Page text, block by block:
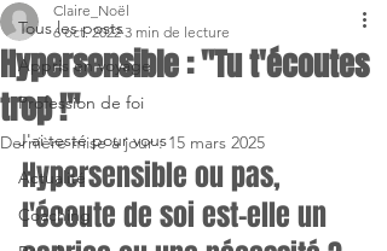
Tous les posts
Appris en voyage
Profession de foi
J'ai testé pour vous
Actualité
Coaching
Hypersensible : "Tu t'écoutes
trop !"
Claire_Noël
6 oct. 2022 3 min de lecture
Dernière mise à jour :15 mars 2025
Hypersensible ou pas,
l'écoute de soi est-elle un